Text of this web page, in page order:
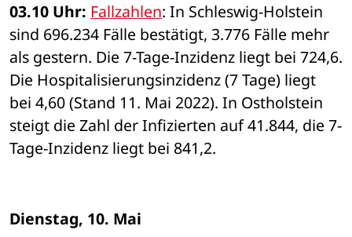
03.10 Uhr: Fallzahlen: In Schleswig-Holstein
sind 696.234 Fälle bestätigt, 3.776 Fälle mehr
als gestern. Die 7-Tage-Inzidenz liegt bei 724,6.
Die Hospitalisierungsinzidenz (7 Tage) liegt
bei 4,60 (Stand 11. Mai 2022). In Ostholstein
steigt die Zahl der Infizierten auf 41.844, die 7-
Tage-Inzidenz liegt bei 841,2.
Dienstag, 10. Mai